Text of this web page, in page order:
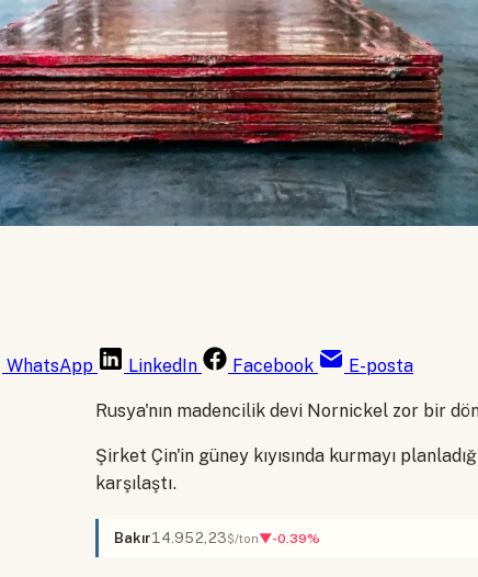
WhatsApp LinkedIn Facebook E-posta
Rusya'nın madencilik devi Nornickel zor bir
Şirket Çin'in güney kıyısında kurmayı
karşılaştı.
Bakır14.952,23$/ton▼-0.39%